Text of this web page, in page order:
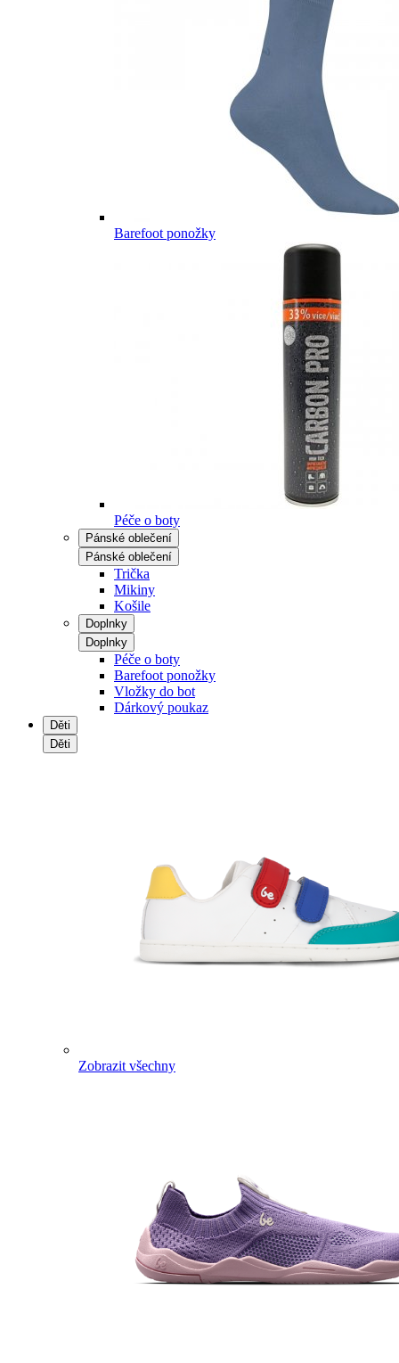
Barefoot ponožky
Péče o boty
Pánské oblečení
Pánské oblečení
Trička
Mikiny
Košile
Doplnky
Doplnky
Péče o boty
Barefoot ponožky
Vložky do bot
Dárkový poukaz
Děti
Děti
Zobrazit všechny